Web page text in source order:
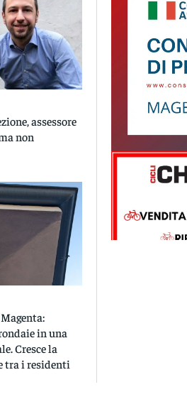
assessore
non
in una
Cresce la
tra i residenti